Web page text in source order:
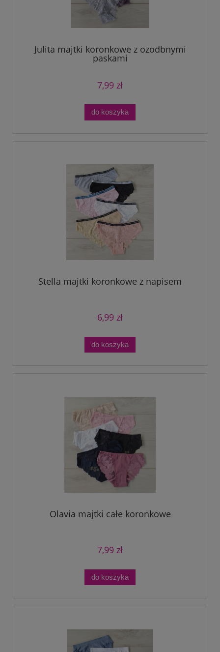
Julita majtki koronkowe z ozodbnymi
paskami
7,99 zł
do koszyka
Stella majtki koronkowe z napisem
6,99 zł
do koszyka
Olavia majtki całe koronkowe
7,99 zł
do koszyka